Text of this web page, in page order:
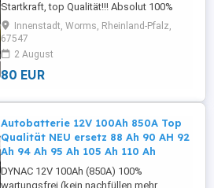
Startkraft, top Qualität!!! Absolut 100%
wartungsfrei (Ca/Ca) Technik
Abmessungen: Länge 278 mm X Breite
175 mm X Höhe 190 mm Pluspol: rechts (
Rundpol ) 2 Jahre Gewähleistung Die
Batterie ist neu, gefüllt, geladen und
Innenstadt, Worms, Rheinland-Pfalz,
67547
2 August
80 EUR
Autobatterie 12V 100Ah 850A Top
Qualität NEU ersetz 88 Ah 90 AH 92
Ah 94 Ah 95 Ah 105 Ah 110 Ah
DYNAC 12V 100Ah (850A) 100%
wartungsfrei (kein nachfüllen mehr